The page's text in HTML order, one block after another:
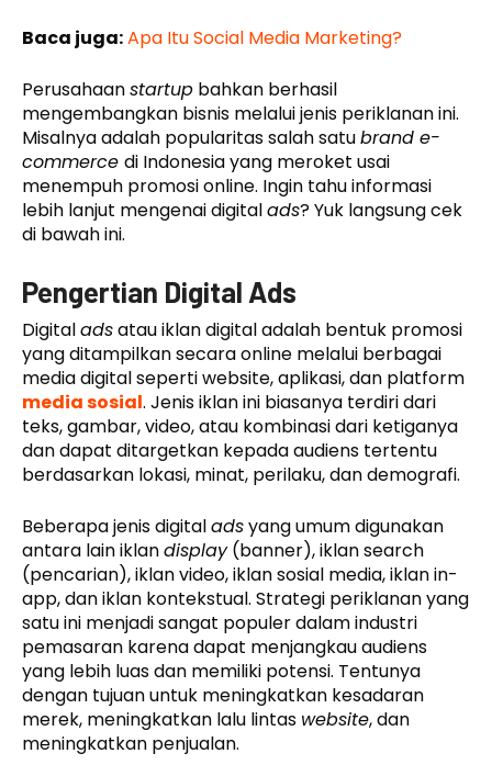
Baca juga:Apa Itu Social Media Marketing?
Perusahaanstartup bahkan berhasil
mengembangkan bisnis melalui jenis periklanan ini.
Misalnya adalah popularitas salah satubrand e-
commerce di Indonesia yang meroket usai
menempuh promosi online. Ingin tahu informasi
lebih lanjut mengenai digitalads? Yuk langsung cek
di bawah ini.
Pengertian Digital Ads
Digitaladsatau iklan digital adalah bentuk promosi
yang ditampilkan secara online melalui berbagai
media digital seperti website, aplikasi, dan platform
media sosial. Jenis iklan ini biasanya terdiri dari
teks, gambar, video, atau kombinasi dari ketiganya
dan dapat ditargetkan kepada audiens tertentu
berdasarkan lokasi, minat, perilaku, dan demografi.
Beberapa jenis digitaladsyang umum digunakan
antara lain iklandisplay(banner), iklan search
(pencarian), iklan video, iklan sosial media, iklan in-
app, dan iklan kontekstual. Strategi periklanan yang
satu ini menjadi sangat populer dalam industri
pemasaran karena dapat menjangkau audiens
yang lebih luas dan memiliki potensi. Tentunya
dengan tujuan untuk meningkatkan kesadaran
merek, meningkatkan lalu lintas website, dan
meningkatkan penjualan.